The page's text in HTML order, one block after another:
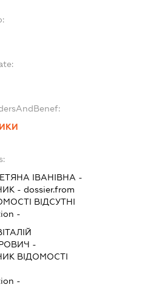
ІВАНІВНА -
- dossier.from
ВІДСУТНІ
-
-
ВІДОМОСТІ
-